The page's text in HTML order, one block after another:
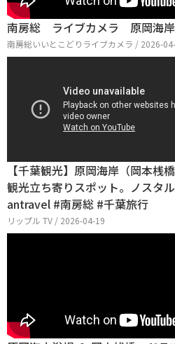
南房総 ライブカメラ 原岡海岸
南房総いいとこどりライブカメラ / 2026-
【千葉観光】原岡海岸（岡本桟
観光立ち寄りスポット。ノスタ
antravel #南房総 #千葉旅行
リップル TV / 2026-04-19